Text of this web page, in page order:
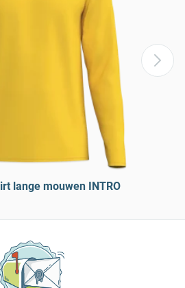
lange mouwen INTRO